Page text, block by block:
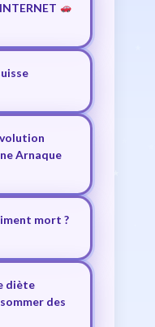
Arnaque
mort ?
diète
des